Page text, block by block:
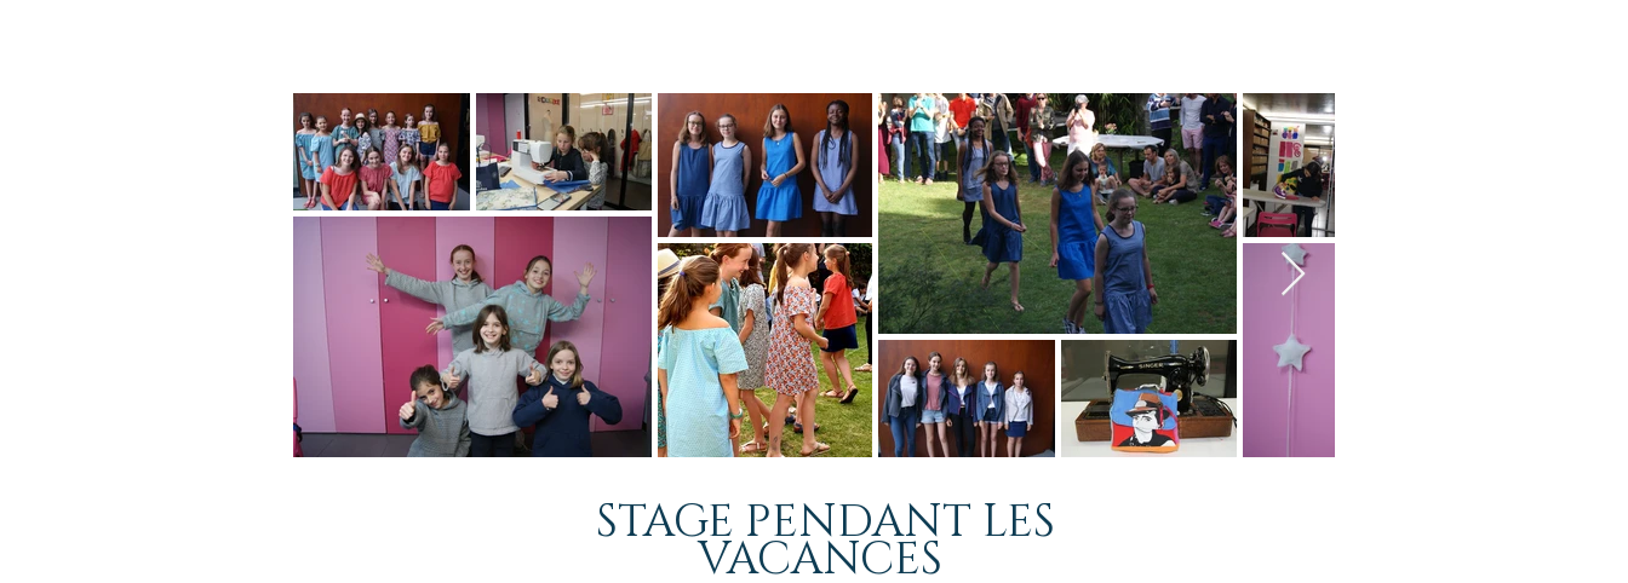
STAGE PENDANT LES
VACANCES